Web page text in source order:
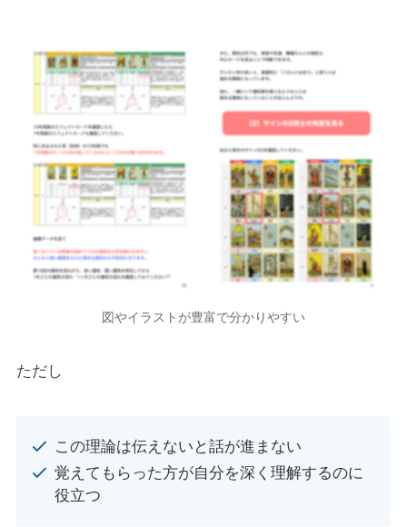
図やイラストが豊富で分かりやすい
ただし
この理論は伝えないと話が進まない
覚えてもらった方が自分を深く理解するのに
役立つ